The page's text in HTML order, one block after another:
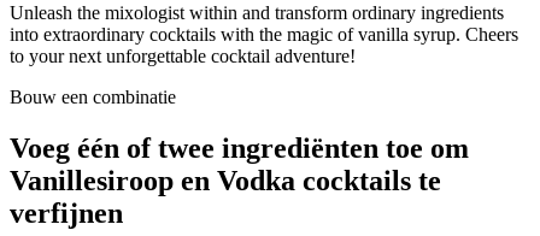
Unleash the mixologist within and transform ordinary ingredients
into extraordinary cocktails with the magic of vanilla syrup. Cheers
to your next unforgettable cocktail adventure!
Bouw een combinatie
Voeg één of twee ingrediënten toe om
Vanillesiroop en Vodka cocktails te
verfijnen